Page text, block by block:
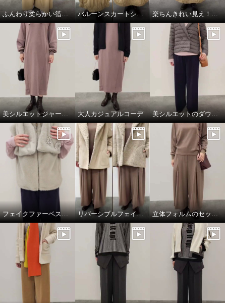
ふんわり柔らかい箔プリントストール バルーンスカートシルエット比較 楽ちんきれい見え！春コーデ
美シルエットジャージーワンピース 大人カジュアルコーデ 美シルエットのダウンジャケット
フェイクファーベスト&マフラー リバーシブルフェイクムートンコート 立体フォルムのセットアップコーデ